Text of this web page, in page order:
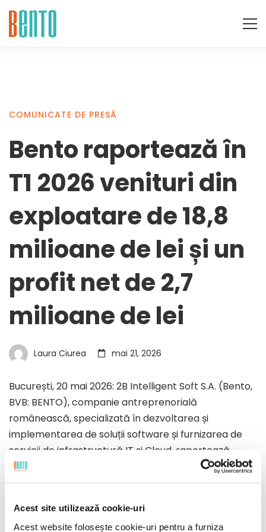
Acest site utilizează cookie-uri
Acest website folosește cookie-uri pentru a furniza
COMUNICATE DE PRESĂ
Bento raportează în
T1 2026 venituri din
exploatare de 18,8
milioane de lei și un
profit net de 2,7
milioane de lei
Laura Ciurea mai 21, 2026
București, 20 mai 2026: 2B Intelligent Soft S.A. (Bento,
BVB: BENTO), companie antreprenorială
românească, specializată în dezvoltarea și
implementarea de soluții software și furnizarea de
servicii de infrastructură IT și Cloud, raportează
venituri din exploatare de 18,8 milioane de lei în
primul trimestru din 2026, …
Read more